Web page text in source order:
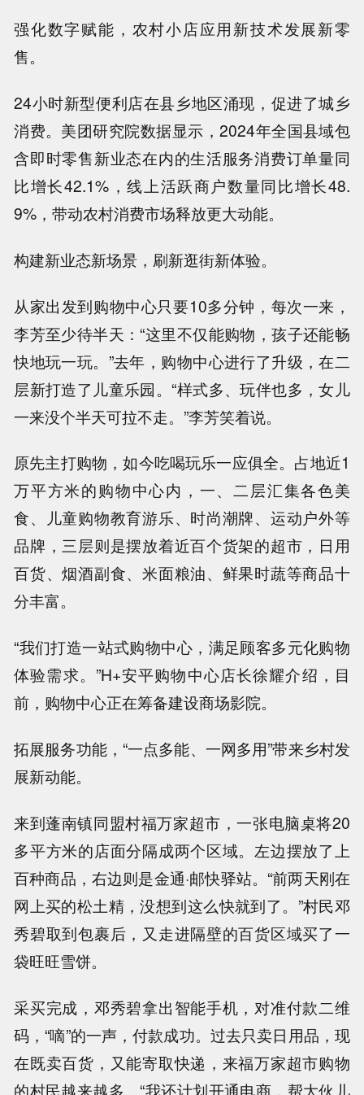
强化数字赋能，农村小店应用新技术发展新零
售。
24小时新型便利店在县乡地区涌现，促进了城乡
消费。美团研究院数据显示，2024年全国县域包
含即时零售新业态在内的生活服务消费订单量同
比增长42.1%，线上活跃商户数量同比增长48.
9%，带动农村消费市场释放更大动能。
构建新业态新场景，刷新逛街新体验。
从家出发到购物中心只要10多分钟，每次一来，
李芳至少待半天：“这里不仅能购物，孩子还能畅
快地玩一玩。”去年，购物中心进行了升级，在二
层新打造了儿童乐园。“样式多、玩伴也多，女儿
一来没个半天可拉不走。”李芳笑着说。
原先主打购物，如今吃喝玩乐一应俱全。占地近1
万平方米的购物中心内，一、二层汇集各色美
食、儿童购物教育游乐、时尚潮牌、运动户外等
品牌，三层则是摆放着近百个货架的超市，日用
百货、烟酒副食、米面粮油、鲜果时蔬等商品十
分丰富。
“我们打造一站式购物中心，满足顾客多元化购物
体验需求。”H+安平购物中心店长徐耀介绍，目
前，购物中心正在筹备建设商场影院。
拓展服务功能，“一点多能、一网多用”带来乡村发
展新动能。
来到蓬南镇同盟村福万家超市，一张电脑桌将20
多平方米的店面分隔成两个区域。左边摆放了上
百种商品，右边则是金通·邮快驿站。“前两天刚在
网上买的松土精，没想到这么快就到了。”村民邓
秀碧取到包裹后，又走进隔壁的百货区域买了一
袋旺旺雪饼。
采买完成，邓秀碧拿出智能手机，对准付款二维
码，“嘀”的一声，付款成功。过去只卖日用品，现
在既卖百货，又能寄取快递，来福万家超市购物
的村民越来越多。“我还计划开通电商，帮大伙儿